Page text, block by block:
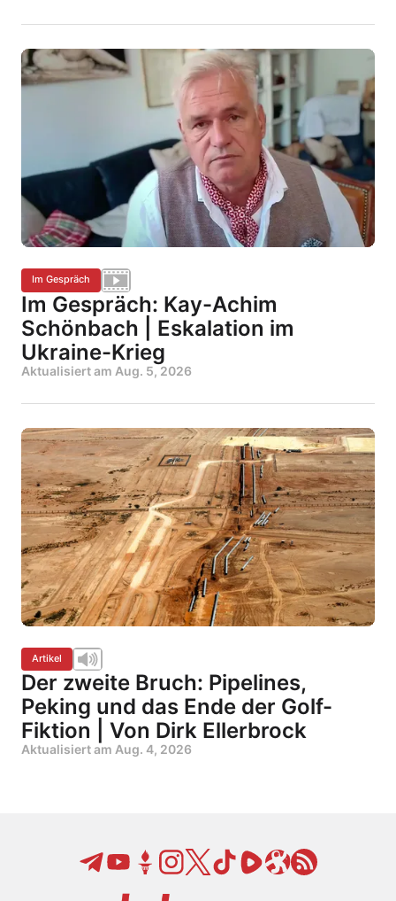
Im Gespräch
Im Gespräch: Kay-Achim
Schönbach | Eskalation im
Ukraine-Krieg
Aktualisiert am Aug. 5, 2026
Artikel
Der zweite Bruch: Pipelines,
Peking und das Ende der Golf-
Fiktion | Von Dirk Ellerbrock
Aktualisiert am Aug. 4, 2026